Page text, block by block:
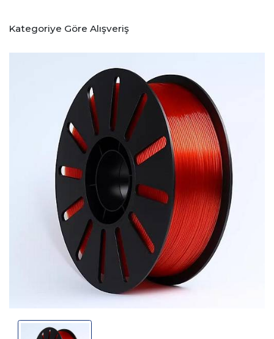
Kategoriye Göre Alışveriş